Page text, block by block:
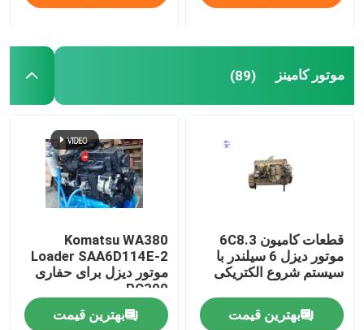
موتور پرکینز
قطعات موتور دیزل
قطعات بیل مکانیکی
مینی بیل مکانیکی
موتور کامینز (89)
قطعات کامیون 6C8.3
موتور دیزل 6 سیلندر با
سیستم شروع الکتریکی
بهترین قیمت
Komatsu WA380
Loader SAA6D114E-2
موتور دیزل برای حفاری
PC300
بهترین قیمت